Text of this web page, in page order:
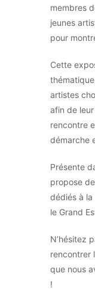
membres
jeunes
pour
Cette
artistes
afin de
rencontre
démarche
Présente
propose
dédiés à
le Grand
N’hésitez
rencontrer
que nous
!